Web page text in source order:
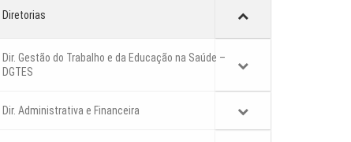
Diretorias
Dir. Gestão do Trabalho e da Educação na Saúde –
DGTES
Dir. Administrativa e Financeira